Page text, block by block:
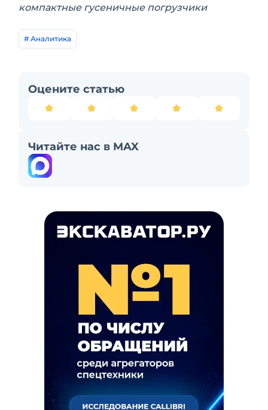
компактные гусеничные погрузчики
# Аналитика
Оцените статью
Читайте нас в MAX